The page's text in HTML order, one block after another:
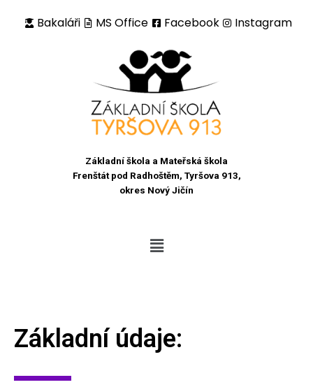
Bakaláři MS Office Facebook Instagram
Základní škola a Mateřská škola
Frenštát pod Radhoštěm, Tyršova 913,
okres Nový Jičín
Základní údaje: